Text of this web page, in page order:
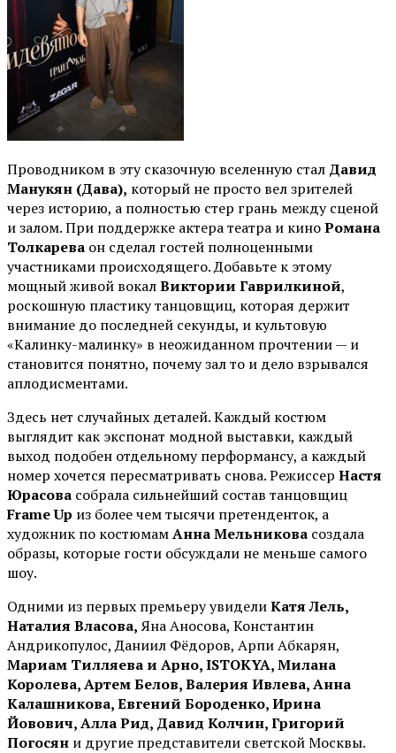
Проводником в эту сказочную вселенную стал Давид
Манукян (Дава), который не просто вел зрителей
через историю, а полностью стер грань между сценой
и залом. При поддержке актера театра и киноРомана
Толкарева он сделал гостей полноценными
участниками происходящего. Добавьте к этому
мощный живой вокалВиктории Гаврилкиной,
роскошную пластику танцовщиц, которая держит
внимание до последней секунды, и культовую
«Калинку-малинку» в неожиданном прочтении — и
становится понятно, почему зал то и дело взрывался
аплодисментами.
Здесь нет случайных деталей. Каждый костюм
выглядит как экспонат модной выставки, каждый
выход подобен отдельному перформансу, а каждый
номер хочется пересматривать снова. Режиссер Настя
Юрасова собрала сильнейший состав танцовщиц
Frame Up из более чем тысячи претенденток, а
художник по костюмамАнна Мельникова создала
образы, которые гости обсуждали не меньше самого
шоу.
Одними из первых премьеру увиделиКатя Лель,
Наталия Власова,Яна Аносова, Константин
Андрикопулос, Даниил Фёдоров, Арпи Абкарян,
Мариам Тилляева и Арно, ISTOKYA, Милана
Королева, Артем Белов, Валерия Ивлева, Анна
Калашникова, Евгений Бороденко, Ирина
Йовович, Алла Рид, Давид Колчин, Григорий
Погосян и другие представители светской Москвы.